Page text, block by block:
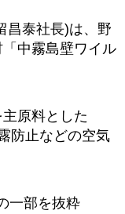
昌泰社長)は、野
中霧島壁ワイル
原料とした
防止などの空気
一部を抜粋